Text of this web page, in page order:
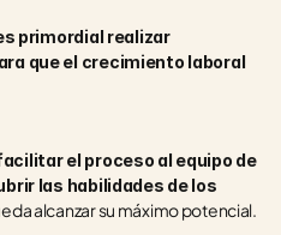
primordial realizar
que el crecimiento laboral
el proceso al equipo de
las habilidades de los
alcanzar su máximo potencial.